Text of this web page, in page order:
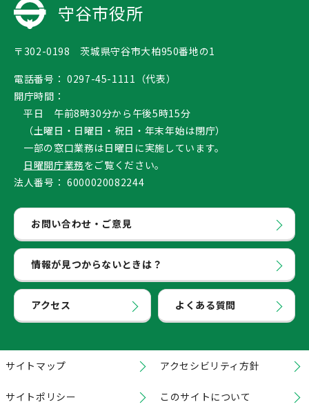
守谷市役所
〒302-0198 茨城県守谷市大柏950番地の1
電話番号： 0297-45-1111（代表）
開庁時間：
平日 午前8時30分から午後5時15分
（土曜日・日曜日・祝日・年末年始は閉庁）
一部の窓口業務は日曜日に実施しています。
日曜開庁業務をご覧ください。
法人番号： 6000020082244
お問い合わせ・ご意見
情報が見つからないときは？
アクセス よくある質問
サイトマップ アクセシビリティ方針
サイトポリシー このサイトについて